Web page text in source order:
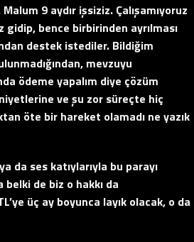
9 aydır işsiziz. Çalışamıyoruz
gidip, bence birbirinden ayrılması
destek istediler. Bildiğim
mevzuyu
ödeme yapalım diye çözüm
ve şu zor süreçte hiç
öte bir hareket olamadı ne yazık
da ses katıylarıyla bu parayı
de biz o hakkı da
üç ay boyunca layık olacak, o da